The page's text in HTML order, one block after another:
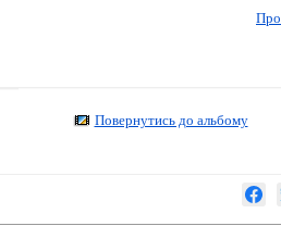
Повернутись до альбому